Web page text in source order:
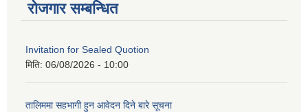
रोजगार सम्बन्धित
Invitation for Sealed Quotion
मिति: 06/08/2026 - 10:00
तालिममा सहभागी हुन आवेदन दिने बारे सूचना